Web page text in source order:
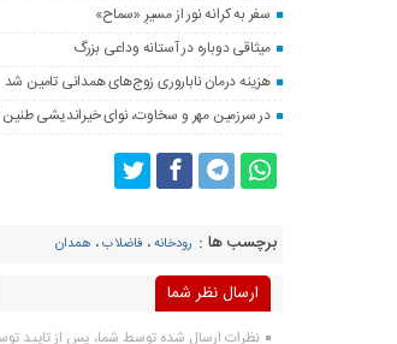
سفر به کرانه‌ نور از مسیرِ «سماح»
میثاقی دوباره در آستانه‌ وداعی بزرگ
هزینه درمان ناباروری زوج‌های همدانی تامین شد
در سرزمین مهر و سخاوت، نوای خیراندیشی طنین
برچسب ها : رودخانه، فاضلاب، همدان
ارسال نظر شما
نظرات ارسال شده توسط شما، پس از تایید